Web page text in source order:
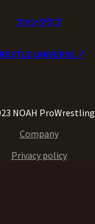
ファンクラブ
UNIVERSE ↗︎
NOAH ProWrestling
Company
Privacy policy